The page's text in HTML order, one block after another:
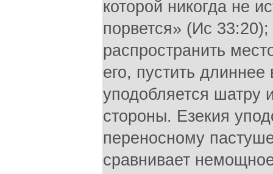
которой никогда не
порвется» (Ис
распространить
его, пустить
уподобляется шатру
стороны. Езекия
переносному
сравнивает